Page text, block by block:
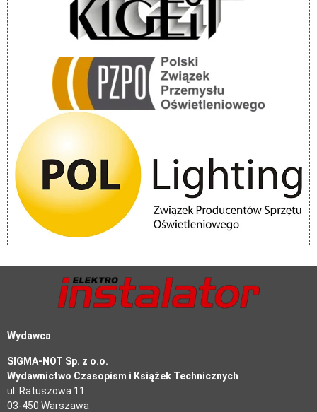
Wydawca
SIGMA-NOT Sp. z o.o.
Wydawnictwo Czasopism i Książek Technicznych
ul. Ratuszowa 11
03-450 Warszawa